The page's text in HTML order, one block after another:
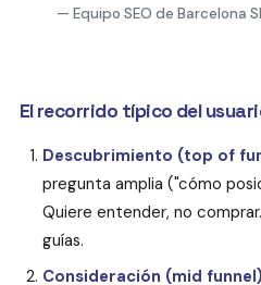
— Equipo SEO de Barcelona
El recorrido típico del
Descubrimiento (top of
pregunta amplia ("cómo
Quiere entender, no
guías.
Consideración (mid